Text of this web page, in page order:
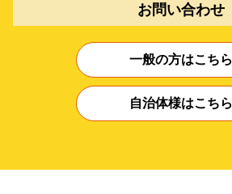
お問い合わせ
一般の方はこちら
自治体様はこちら